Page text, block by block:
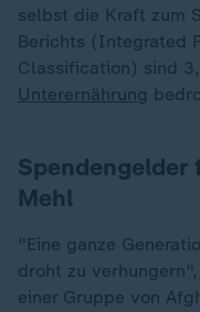
selbst die Kraft zum
Berichts (Integrated
Classification) sind
Unterernährung
Spendengelder
Mehl
"Eine ganze
droht zu
einer Gruppe von